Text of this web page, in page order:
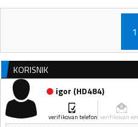
1
KORISNIK
igor (HD484)
verifikovan telefon verifikovan